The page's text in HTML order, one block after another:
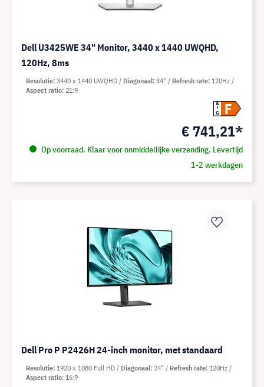
Dell U3425WE 34" Monitor, 3440 x 1440 UWQHD,
120Hz, 8ms
A
G
F
€ 741,21*
Op voorraad. Klaar voor onmiddellijke verzending. Levertijd
1-2 werkdagen
Resolutie 3440 x 1440 UWQHD Diagonaal 34" Refresh rate 120Hz
Aspect ratio 21:9
Dell Pro P P2426H 24-inch monitor, met standaard
Resolutie 1920 x 1080 Full HD Diagonaal 24" Refresh rate 120Hz
Aspect ratio 16:9